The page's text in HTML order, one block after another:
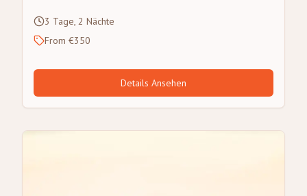
3 Tage, 2 Nächte
From €350
Details Ansehen